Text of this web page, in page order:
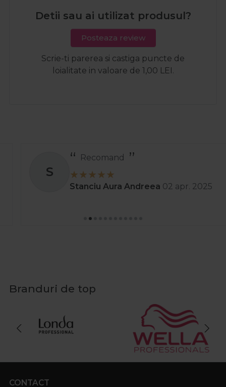
Detii sau ai utilizat produsul?
Posteaza review
Scrie-ti parerea si castiga puncte de
loialitate in valoare de 1,00 LEI.
Recomand
Stanciu Aura Andreea 02 apr. 2025
Branduri de top
CONTACT